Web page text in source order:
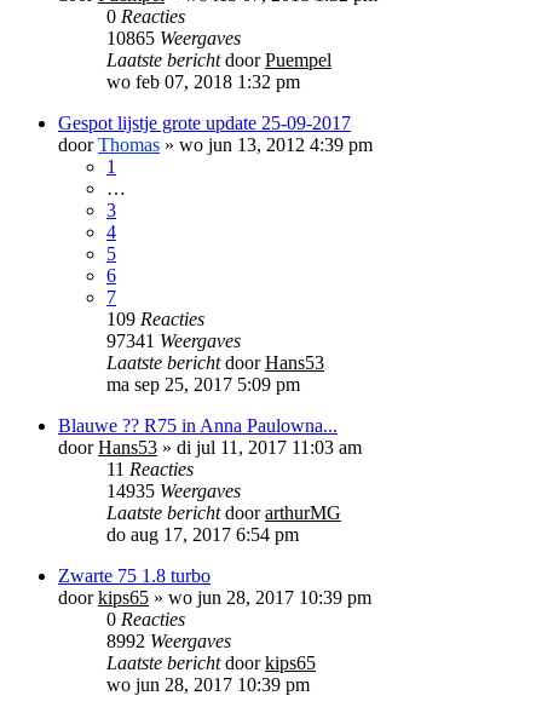
0 Reacties
10865 Weergaves
Laatste berichtdoorPuempel
wo feb 07, 2018 1:32 pm
Gespot lijstje grote update 25-09-2017
doorThomas » wo jun 13, 2012 4:39 pm
1
…
3
4
5
6
7
109 Reacties
97341 Weergaves
Laatste berichtdoorHans53
ma sep 25, 2017 5:09 pm
Blauwe ?? R75 in Anna Paulowna...
doorHans53 » di jul 11, 2017 11:03 am
11 Reacties
14935 Weergaves
Laatste berichtdoorarthurMG
do aug 17, 2017 6:54 pm
Zwarte 75 1.8 turbo
doorkips65 » wo jun 28, 2017 10:39 pm
0 Reacties
8992 Weergaves
Laatste berichtdoorkips65
wo jun 28, 2017 10:39 pm